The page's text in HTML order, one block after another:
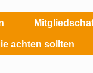
achten sollten